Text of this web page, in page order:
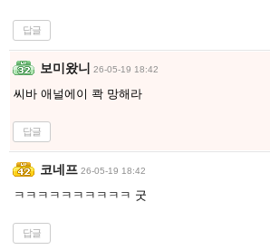
답글
보미왔니 26-05-19 18:42
씨바 애널에이 콱 망해라
답글
코네프 26-05-19 18:42
ㅋㅋㅋㅋㅋㅋㅋㅋㅋㅋ 굿
답글